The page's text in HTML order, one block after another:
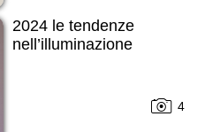
2024 le tendenze
nell’illuminazione
4